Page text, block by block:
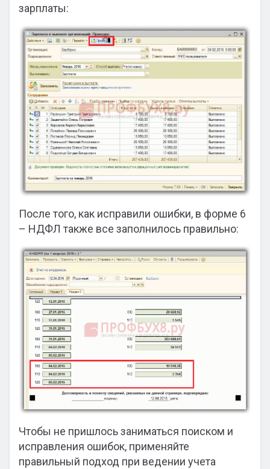
зарплаты:
После того, как исправили ошибки, в форме 6
– НДФЛ также все заполнилось правильно:
Чтобы не пришлось заниматься поиском и
исправления ошибок, применяйте
правильный подход при ведении учета